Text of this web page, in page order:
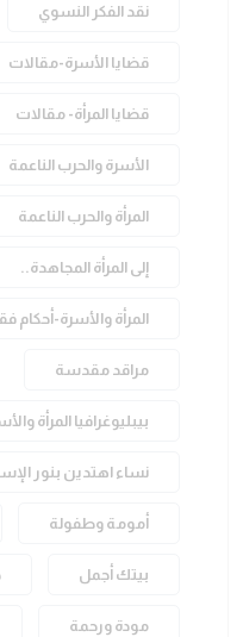
نقد الفكر النسوي
قضايا الأسرة-مقالات
قضايا المرأة- مقالات
الأسرة والحرب الناعمة
المرأة والحرب الناعمة
إلى المرأة المجاهدة..
المرأة والأسرة-أحكام
مراقد مقدسة
بيبليوغرافيا المرأة
نساء اهتدين بنور
أمومة وطفولة
بيتك أجمل
مودة ورحمة